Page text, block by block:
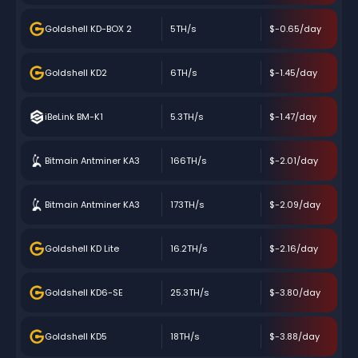
Goldshell KD-BOX 2 5TH/s $-0.65/day
Goldshell KD2 6TH/s $-1.45/day
iBeLink BM-K1 5.3TH/s $-1.47/day
Bitmain Antminer KA3 166TH/s $-2.01/day
Bitmain Antminer KA3 173TH/s $-2.09/day
Goldshell KD Lite 16.2TH/s $-2.16/day
Goldshell KD6-SE 25.3TH/s $-3.80/day
Goldshell KD5 18TH/s $-3.88/day